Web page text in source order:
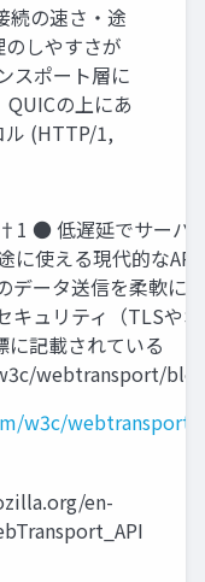
続の速さ・途
しやすさが
スポート層に
の上にあ
ル (HTTP/1,
● 低遅延でサーバ
に使える現代的な
データ送信を柔軟に
キュリティ（TLSや
記載されている
webtransport/
w3c/webtransport/
en-